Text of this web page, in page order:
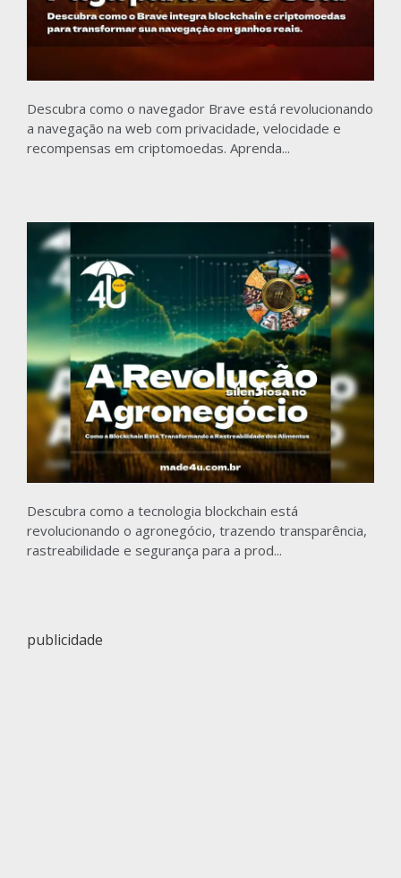
Descubra como o navegador Brave está revolucionando
a navegação na web com privacidade, velocidade e
recompensas em criptomoedas. Aprenda...
Descubra como a tecnologia blockchain está
revolucionando o agronegócio, trazendo transparência,
rastreabilidade e segurança para a prod...
publicidade